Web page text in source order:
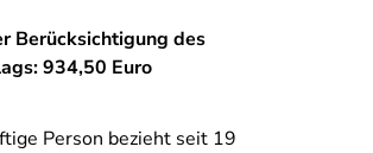
Berücksichtigung des
934,50 Euro
Person bezieht seit 19